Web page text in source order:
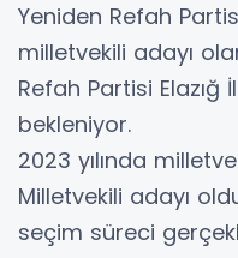
Yeniden Refah
milletvekili adayı
Refah Partisi Elazığ
bekleniyor.
2023 yılında
Milletvekili adayı
seçim süreci